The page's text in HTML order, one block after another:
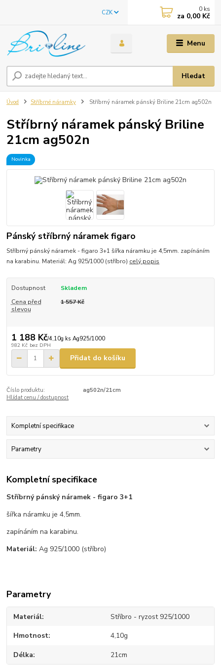
Menu
CZK
Hledat
0 ks
za 0,00 Kč
Úvod Stříbrné náramky Stříbrný náramek pánský Briline 21cm ag502n
Stříbrný náramek pánský Briline
21cm ag502n
Novinka
Pánský stříbrný náramek figaro
Stříbrný pánský náramek - figaro 3+1 šířka náramku je 4,5mm. zapínáním
na karabinu. Materiál: Ag 925/1000 (stříbro) celý popis
Dostupnost
Skladem
Cena před
slevou
1 557 Kč
1 188 Kč/4,10g ks Ag925/1000
982 Kč bez DPH
Přidat do košíku
Číslo produktu:
ag502n/21cm
Hlídat cenu / dostupnost
Kompletní specifikace
Parametry
Kompletní specifikace
Stříbrný pánský náramek - figaro 3+1
šířka náramku je 4,5mm.
zapínáním na karabinu.
Materiál: Ag 925/1000 (stříbro)
Parametry
Materiál Stříbro - ryzost 925/1000
Hmotnost 4,10g
Délka 21cm